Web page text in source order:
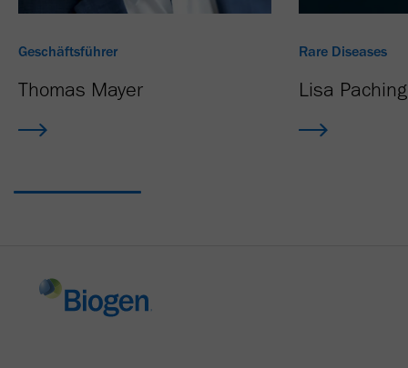
Geschäftsführer
Thomas Mayer
Rare Diseases
Lisa